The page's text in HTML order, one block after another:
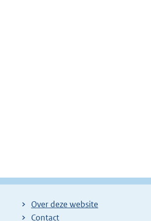
Over deze website
Contact